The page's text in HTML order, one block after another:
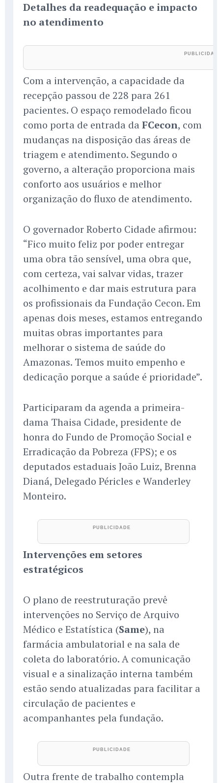
Detalhes da readequação e impacto
no atendimento
Com a intervenção, a capacidade da
recepção passou de 228 para 261
pacientes. O espaço remodelado ficou
como porta de entrada da FCecon, com
mudanças na disposição das áreas de
triagem e atendimento. Segundo o
governo, a alteração proporciona mais
conforto aos usuários e melhor
organização do fluxo de atendimento.
O governador Roberto Cidade afirmou:
“Fico muito feliz por poder entregar
uma obra tão sensível, uma obra que,
com certeza, vai salvar vidas, trazer
acolhimento e dar mais estrutura para
os profissionais da Fundação Cecon. Em
apenas dois meses, estamos entregando
muitas obras importantes para
melhorar o sistema de saúde do
Amazonas. Temos muito empenho e
dedicação porque a saúde é prioridade”.
Participaram da agenda a primeira-
dama Thaisa Cidade, presidente de
honra do Fundo de Promoção Social e
Erradicação da Pobreza (FPS); e os
deputados estaduais João Luiz, Brenna
Dianá, Delegado Péricles e Wanderley
Monteiro.
Intervenções em setores
estratégicos
O plano de reestruturação prevê
intervenções no Serviço de Arquivo
Médico e Estatística (Same), na
farmácia ambulatorial e na sala de
coleta do laboratório. A comunicação
visual e a sinalização interna também
estão sendo atualizadas para facilitar a
circulação de pacientes e
acompanhantes pela fundação.
Outra frente de trabalho contempla